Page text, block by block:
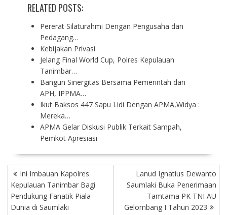
RELATED POSTS:
Pererat Silaturahmi Dengan Pengusaha dan
Pedagang…
Kebijakan Privasi
Jelang Final World Cup, Polres Kepulauan
Tanimbar…
Bangun Sinergitas Bersama Pemerintah dan
APH, IPPMA…
Ikut Baksos 447 Sapu Lidi Dengan APMA,Widya :
Mereka…
APMA Gelar Diskusi Publik Terkait Sampah,
Pemkot Apresiasi
P
O
S
T
Ini Imbauan Kapolres
Kepulauan Tanimbar Bagi
Pendukung Fanatik Piala
Dunia di Saumlaki
Lanud Ignatius Dewanto
Saumlaki Buka Penerimaan
Tamtama PK TNI AU
Gelombang I Tahun 2023